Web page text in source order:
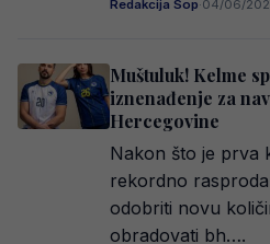
Redakcija Sop·04/06/
Muštuluk! Kelme
iznenađenje za
Hercegovine
Nakon što je prva
rekordno
odobriti novu
obradovati bh….